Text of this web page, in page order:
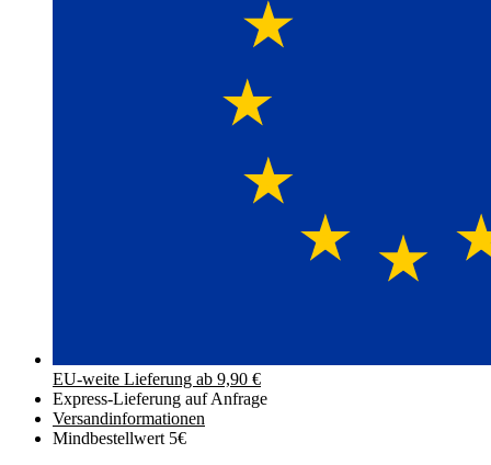
EU-weite Lieferung ab 9,90 €
Express-Lieferung auf Anfrage
Versand­informationen
Mindbestellwert 5€